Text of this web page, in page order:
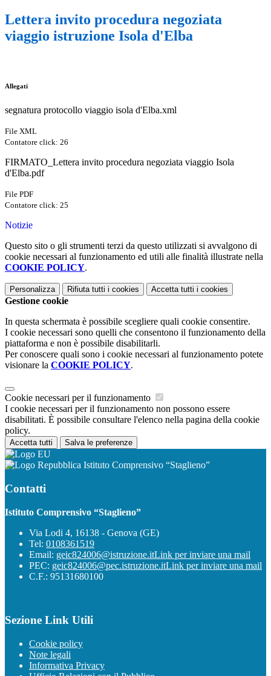
Lettera invito procedura negoziata
viaggio istruzione Isola d'Elba
Allegati
segnatura protocollo viaggio isola d'Elba.xml
File XML
Contatore click: 26
FIRMATO_Lettera invito procedura negoziata viaggio Isola
d'Elba.pdf
File PDF
Contatore click: 25
Notizie
Questo sito o gli strumenti terzi da questo utilizzati si avvalgono di
cookie necessari al funzionamento ed utili alle finalità illustrate nella
COOKIE POLICY.
Personalizza Rifiuta tutti i cookies Accetta tutti i cookies
Gestione cookie
In questa schermata è possibile scegliere quali cookie consentire.
I cookie necessari sono quelli che consentono il funzionamento della
piattaforma e non è possibile disabilitarli.
Per conoscere quali sono i cookie necessari al funzionamento potete
visionare la COOKIE POLICY.
Cookie necessari per il funzionamento
I cookie necessari per il funzionamento non possono essere
disabilitati. È possibile consultare l'elenco nella pagina della cookie
policy.
Accetta tutti Salva le preferenze
Istituto Comprensivo “Staglieno”
Contatti
Istituto Comprensivo “Staglieno”
Via Lodi 4, 16138 - Genova (GE)
Tel: 0108361519
Email: geic824006@istruzione.itLink per inviare una mail
PEC: geic824006@pec.istruzione.itLink per inviare una mail
C.F.: 95131680100
Sezione Link Utili
Cookie policy
Note legali
Informativa Privacy